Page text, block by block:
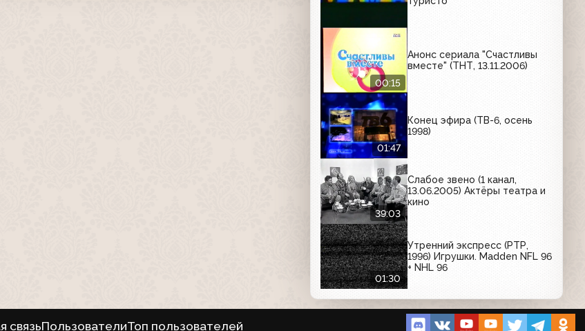
00:15
Анонс сериала "Счастливы
вместе" (ТНТ, 13.11.2006)
01:47
Конец эфира (ТВ-6, осень
1998)
39:03
Слабое звено (1 канал,
13.06.2005) Актёры театра и
кино
01:30
Утренний экспресс (РТР,
1996) Игрушки. Madden NFL 96
+ NHL 96
связьПользователиТоп пользователей